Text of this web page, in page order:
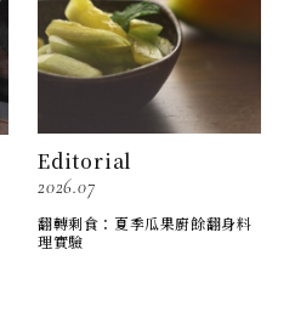
Editorial
2026.07
翻轉剩食：夏季瓜果廚餘翻身料
理實驗